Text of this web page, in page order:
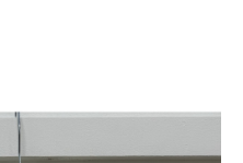
Items